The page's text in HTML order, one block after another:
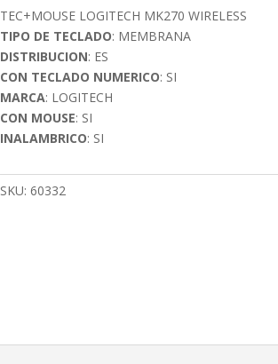
TEC+MOUSE LOGITECH MK270 WIRELESS
TIPO DE TECLADO: MEMBRANA
DISTRIBUCION: ES
CON TECLADO NUMERICO: SI
MARCA: LOGITECH
CON MOUSE: SI
INALAMBRICO: SI
SKU: 60332